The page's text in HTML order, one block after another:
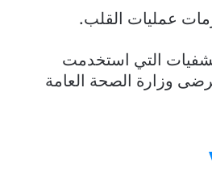
عمليات القلب.
التي استخدمت
وزارة الصحة العامة